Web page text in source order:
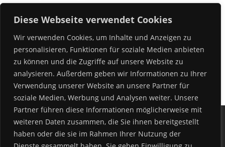
Diese Webseite verwendet Cookies
Wir verwenden Cookies, um Inhalte und Anzeigen zu
personalisieren, Funktionen für soziale Medien anbieten
zu können und die Zugriffe auf unsere Website zu
analysieren. Außerdem geben wir Informationen zu Ihrer
Verwendung unserer Website an unsere Partner für
soziale Medien, Werbung und Analysen weiter. Unsere
Partner führen diese Informationen möglicherweise mit
weiteren Daten zusammen, die Sie ihnen bereitgestellt
haben oder die sie im Rahmen Ihrer Nutzung der
Sonstiges
Registrieren
Anmelden